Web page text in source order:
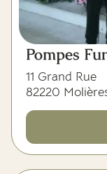
Pompes
11 Grand Rue
82220